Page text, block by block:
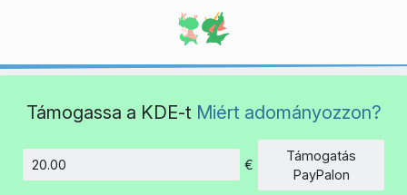
Támogassa a KDE-t Miért adományozzon?
Összeg
€
Támogatás
PayPalon